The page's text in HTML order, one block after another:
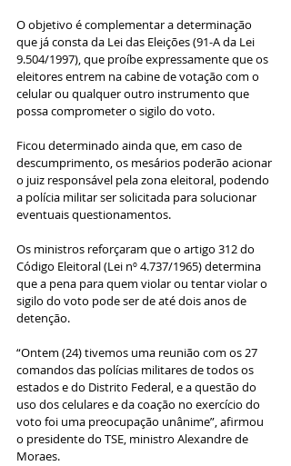
O objetivo é complementar a determinação
que já consta da Lei das Eleições (91-A da Lei
9.504/1997), que proíbe expressamente que os
eleitores entrem na cabine de votação com o
celular ou qualquer outro instrumento que
possa comprometer o sigilo do voto.
Ficou determinado ainda que, em caso de
descumprimento, os mesários poderão acionar
o juiz responsável pela zona eleitoral, podendo
a polícia militar ser solicitada para solucionar
eventuais questionamentos.
Os ministros reforçaram que o artigo 312 do
Código Eleitoral (Lei nº 4.737/1965) determina
que a pena para quem violar ou tentar violar o
sigilo do voto pode ser de até dois anos de
detenção.
“Ontem (24) tivemos uma reunião com os 27
comandos das polícias militares de todos os
estados e do Distrito Federal, e a questão do
uso dos celulares e da coação no exercício do
voto foi uma preocupação unânime”, afirmou
o presidente do TSE, ministro Alexandre de
Moraes.